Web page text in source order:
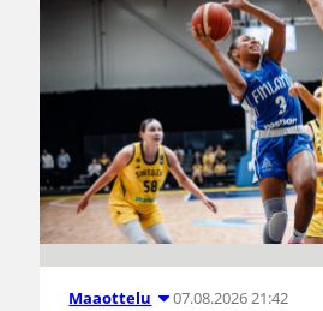
Maaottelu 07.08.2026 21:42